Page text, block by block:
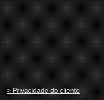
> Privacidade do cliente